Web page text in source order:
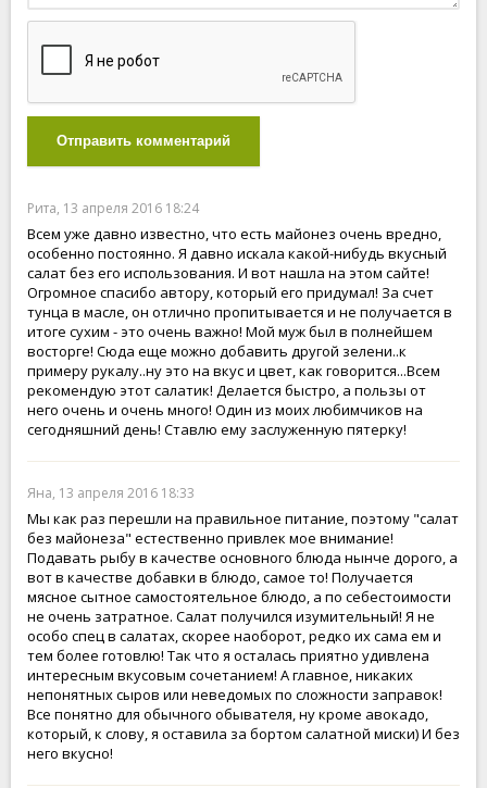
Отправить комментарий
Рита, 13 апреля 2016 18:24
Всем уже давно известно, что есть майонез очень вредно,
особенно постоянно. Я давно искала какой-нибудь вкусный
салат без его использования. И вот нашла на этом сайте!
Огромное спасибо автору, который его придумал! За счет
тунца в масле, он отлично пропитывается и не получается в
итоге сухим - это очень важно! Мой муж был в полнейшем
восторге! Сюда еще можно добавить другой зелени..к
примеру рукалу..ну это на вкус и цвет, как говорится...Всем
рекомендую этот салатик! Делается быстро, а пользы от
него очень и очень много! Один из моих любимчиков на
сегодняшний день! Ставлю ему заслуженную пятерку!
Яна, 13 апреля 2016 18:33
Мы как раз перешли на правильное питание, поэтому "салат
без майонеза" естественно привлек мое внимание!
Подавать рыбу в качестве основного блюда нынче дорого, а
вот в качестве добавки в блюдо, самое то! Получается
мясное сытное самостоятельное блюдо, а по себестоимости
не очень затратное. Салат получился изумительный! Я не
особо спец в салатах, скорее наоборот, редко их сама ем и
тем более готовлю! Так что я осталась приятно удивлена
интересным вкусовым сочетанием! А главное, никаких
непонятных сыров или неведомых по сложности заправок!
Все понятно для обычного обывателя, ну кроме авокадо,
который, к слову, я оставила за бортом салатной миски) И без
него вкусно!